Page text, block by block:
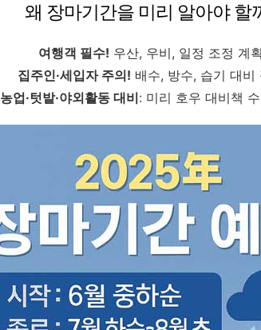
왜 장마기간을 미리 알아야 할
여행객 필수! 우산, 우비, 일정 조정 계획
집주인·세입자 주의! 배수, 방수, 습기 대비
농업·텃밭·야외활동 대비: 미리 호우 대비책